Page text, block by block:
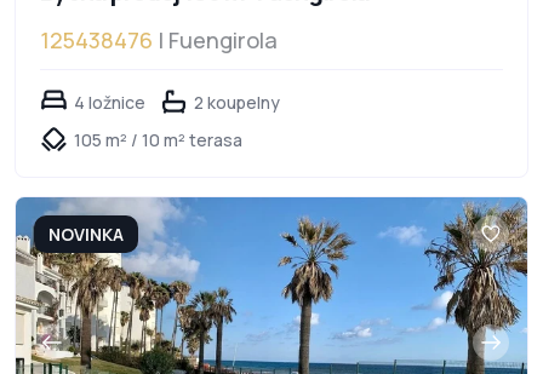
125438476 | Fuengirola
4 ložnice
2 koupelny
105 m² / 10 m² terasa
NOVINKA